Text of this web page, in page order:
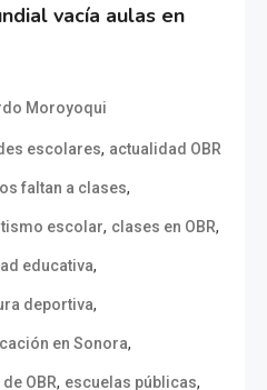
vacía aulas en
Moroyoqui
escolares, actualidad OBR
faltan a clases,
escolar, clases en OBR,
educativa,
deportiva,
en Sonora,
OBR, escuelas públicas,